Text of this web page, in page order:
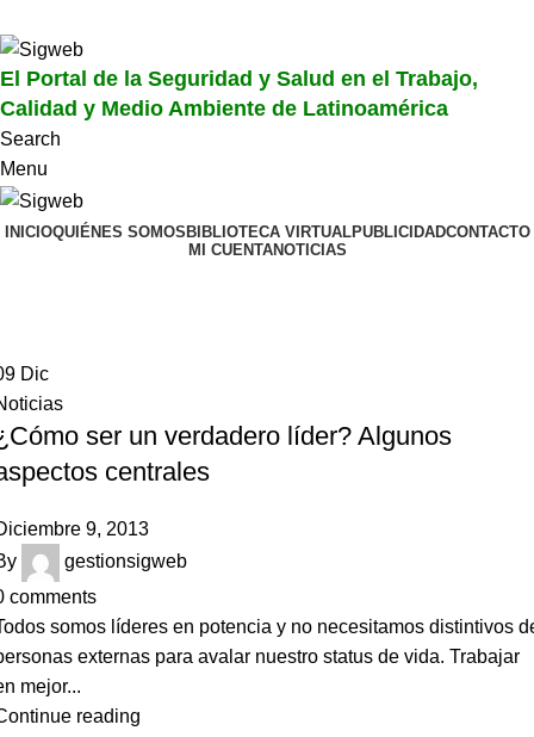
El Portal de la Seguridad y Salud en el Trabajo,
Calidad y Medio Ambiente de Latinoamérica
Search
Menu
INICIOQUIÉNES SOMOSBIBLIOTECA VIRTUALPUBLICIDADCONTACTO
MI CUENTANOTICIAS
Dic
ser un verdadero líder? Algunos
centrales
9, 2013
gestionsigweb
comments
somos líderes en potencia y no necesitamos distintivos
externas para avalar nuestro status de vida. Trabajar
mejor...
reading